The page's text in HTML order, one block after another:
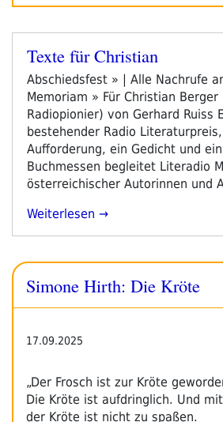
Veröffentlicht
am
Texte für Christian
Abschiedsfest » | Alle Nachrufe
Memoriam » Für Christian Berger
Radiopionier) von Gerhard Ruiss
bestehender Radio
Aufforderung, ein Gedicht und
Buchmessen begleitet Literadio
österreichischer Autorinnen und
„Texte
Weiterlesen
Simone Hirth: Die Kröte
17.09.2025
„Der Frosch ist zur Kröte
Die Kröte ist aufdringlich. Und mit
der Kröte ist nicht zu spaßen.